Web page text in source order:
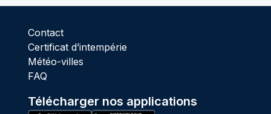
Contact
Certificat d’intempérie
Météo-villes
FAQ
Télécharger nos applications